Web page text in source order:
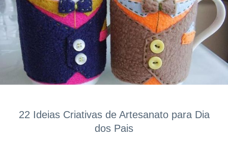
22 Ideias Criativas de Artesanato para Dia
dos Pais